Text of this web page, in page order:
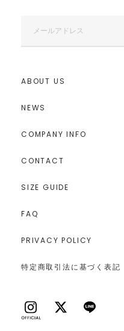
ABOUT US
NEWS
COMPANY INFO
CONTACT
SIZE GUIDE
FAQ
PRIVACY POLICY
特定商取引法に基づく表記